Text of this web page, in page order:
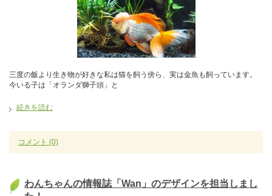
三度の飯より生き物が好きな私は猫を飼う傍ら、実は金魚も飼っています。
今いる子は「オランダ獅子頭」と
続きを読む
コメント (0)
わんちゃんの情報誌「Wan」のデザインを担当しまし